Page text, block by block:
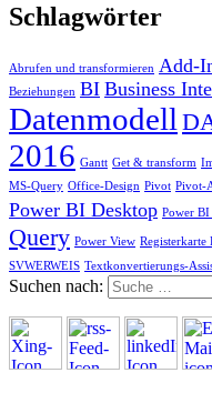
Schlagwörter
Abrufen und transformieren Add-
Beziehungen BI Business
Datenmodell
2016 Gantt Get & transform
MS-Query Office-Design Pivot Pivot-
Power BI Desktop Power BI
Query Power View Registerkarte
SVWERWEIS Textkonvertierungs-
Suchen nach: